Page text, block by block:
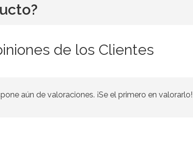
de los Clientes
aún de valoraciones. ¡Se el primero en valorarlo!